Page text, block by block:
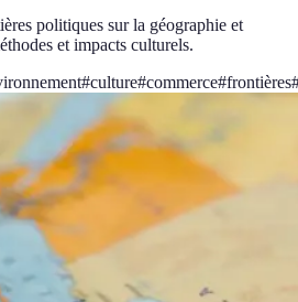
politiques sur la géographie et
et impacts culturels.
#culture#commerce#frontières